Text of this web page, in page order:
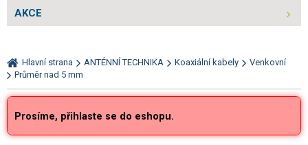
AKCE
Hlavní strana ANTÉNNÍ TECHNIKA Koaxiální kabely
Venkovní
Průměr nad 5 mm
Prosíme, přihlaste se do eshopu.